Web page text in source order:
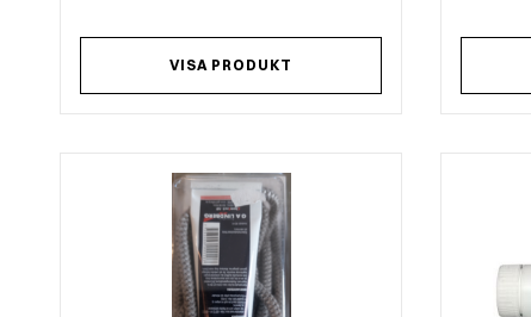
VISA PRODUKT